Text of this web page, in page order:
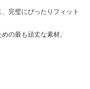
完璧にぴったりフィット
の最も頑丈な素材。